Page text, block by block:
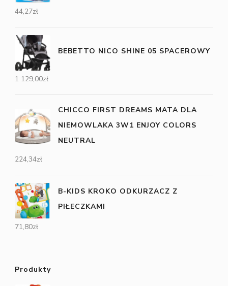
44,27zł
BEBETTO NICO SHINE 05 SPACEROWY
1 129,00zł
CHICCO FIRST DREAMS MATA DLA
NIEMOWLAKA 3W1 ENJOY COLORS
NEUTRAL
224,34zł
B-KIDS KROKO ODKURZACZ Z
PIŁECZKAMI
71,80zł
Produkty